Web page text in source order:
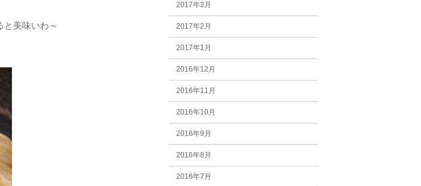
美味いわ～
2017年3月
2017年2月
2017年1月
2016年12月
2016年11月
2016年10月
2016年9月
2016年8月
2016年7月